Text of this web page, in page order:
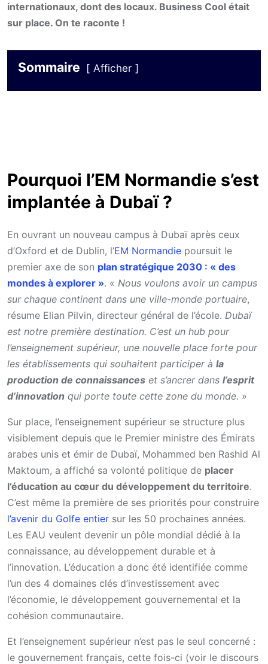
internationaux, dont des locaux. Business Cool était
sur place. On te raconte !
Sommaire Afficher
Pourquoi l’EM Normandie s’est
implantée à Dubaï ?
En ouvrant un nouveau campus à Dubaï après ceux
d’Oxford et de Dublin, l’EM Normandie poursuit le
premier axe de son plan stratégique 2030 : « des
mondes à explorer ». « Nous voulons avoir un campus
sur chaque continent dans une ville-monde portuaire,
résume Elian Pilvin, directeur général de l’école. Dubaï
est notre première destination. C’est un hub pour
l’enseignement supérieur, une nouvelle place forte pour
les établissements qui souhaitent participer à la
production de connaissances et s’ancrer dans l’esprit
d’innovation qui porte toute cette zone du monde. »
Sur place, l’enseignement supérieur se structure plus
visiblement depuis que le Premier ministre des Émirats
arabes unis et émir de Dubaï, Mohammed ben Rashid Al
Maktoum, a affiché sa volonté politique de placer
l’éducation au cœur du développement du territoire.
C’est même la première de ses priorités pour construire
l’avenir du Golfe entier sur les 50 prochaines années.
Les EAU veulent devenir un pôle mondial dédié à la
connaissance, au développement durable et à
l’innovation. L’éducation a donc été identifiée comme
l’un des 4 domaines clés d’investissement avec
l’économie, le développement gouvernemental et la
cohésion communautaire.
Et l’enseignement supérieur n’est pas le seul concerné :
le gouvernement français, cette fois-ci (voir le discours